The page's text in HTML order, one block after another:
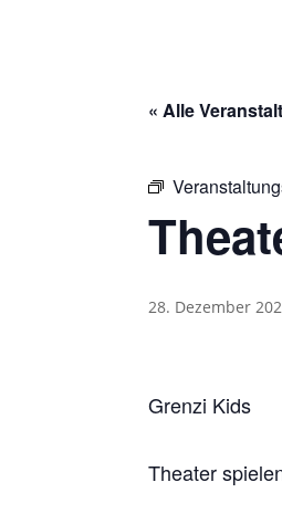
« Alle
28. Dezember
Grenzi Kids
Theater